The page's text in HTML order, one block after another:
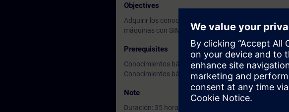
Objectives
Adquirir los conocimientos necesarios para poder
máquinas con SIMOTION
Prerequisites
Conocimientos básicos sobre motores
Conocimientos básicos sobre automatización y
Note
Duración: 35 horas